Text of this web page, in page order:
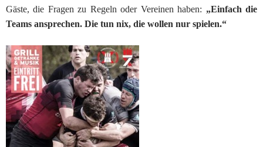
Gäste, die Fragen zu Regeln oder Vereinen haben: „Einfach die
Teams ansprechen. Die tun nix, die wollen nur spielen.“